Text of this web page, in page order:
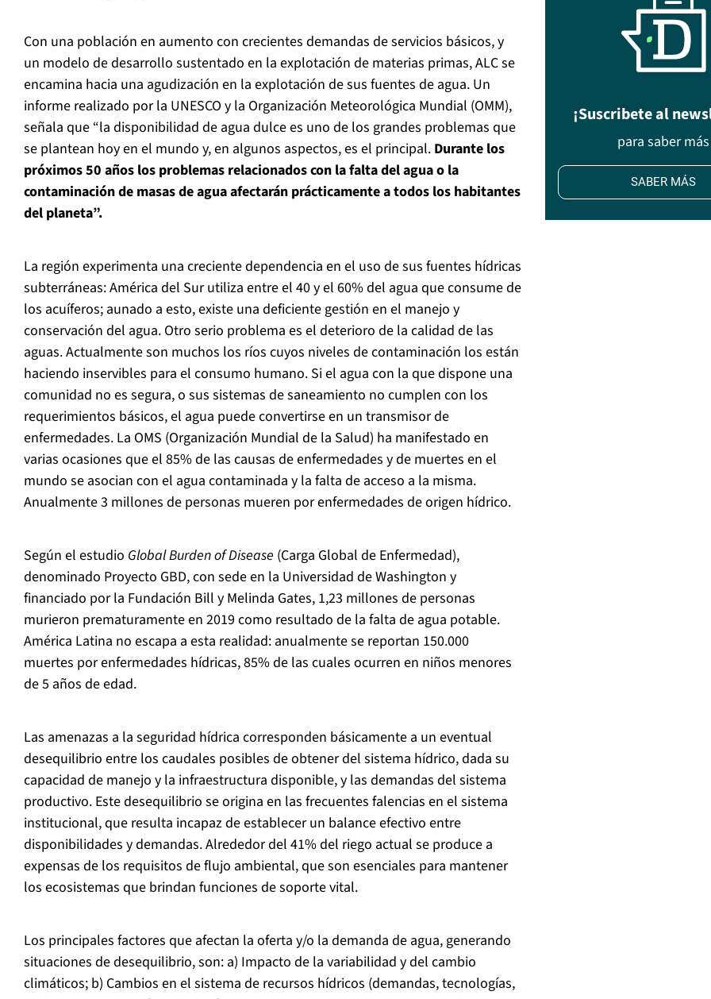
Con una población en aumento con crecientes demandas de servicios básicos, y
un modelo de desarrollo sustentado en la explotación de materias primas, ALC se
encamina hacia una agudización en la explotación de sus fuentes de agua. Un
informe realizado por la UNESCO y la Organización Meteorológica Mundial (OMM),
señala que “la disponibilidad de agua dulce es uno de los grandes problemas que
se plantean hoy en el mundo y, en algunos aspectos, es el principal. Durante los
próximos 50 años los problemas relacionados con la falta del agua o la
contaminación de masas de agua afectarán prácticamente a todos los habitantes
del planeta”.
La región experimenta una creciente dependencia en el uso de sus fuentes hídricas
subterráneas: América del Sur utiliza entre el 40 y el 60% del agua que consume de
los acuíferos; aunado a esto, existe una deficiente gestión en el manejo y
conservación del agua. Otro serio problema es el deterioro de la calidad de las
aguas. Actualmente son muchos los ríos cuyos niveles de contaminación los están
haciendo inservibles para el consumo humano. Si el agua con la que dispone una
comunidad no es segura, o sus sistemas de saneamiento no cumplen con los
requerimientos básicos, el agua puede convertirse en un transmisor de
enfermedades. La OMS (Organización Mundial de la Salud) ha manifestado en
varias ocasiones que el 85% de las causas de enfermedades y de muertes en el
mundo se asocian con el agua contaminada y la falta de acceso a la misma.
Anualmente 3 millones de personas mueren por enfermedades de origen hídrico.
Según el estudio Global Burden of Disease (Carga Global de Enfermedad),
denominado Proyecto GBD, con sede en la Universidad de Washington y
financiado por la Fundación Bill y Melinda Gates, 1,23 millones de personas
murieron prematuramente en 2019 como resultado de la falta de agua potable.
América Latina no escapa a esta realidad: anualmente se reportan 150.000
muertes por enfermedades hídricas, 85% de las cuales ocurren en niños menores
de 5 años de edad.
Las amenazas a la seguridad hídrica corresponden básicamente a un eventual
desequilibrio entre los caudales posibles de obtener del sistema hídrico, dada su
capacidad de manejo y la infraestructura disponible, y las demandas del sistema
productivo. Este desequilibrio se origina en las frecuentes falencias en el sistema
institucional, que resulta incapaz de establecer un balance efectivo entre
disponibilidades y demandas. Alrededor del 41% del riego actual se produce a
expensas de los requisitos de flujo ambiental, que son esenciales para mantener
los ecosistemas que brindan funciones de soporte vital.
Los principales factores que afectan la oferta y/o la demanda de agua, generando
situaciones de desequilibrio, son: a) Impacto de la variabilidad y del cambio
climáticos; b) Cambios en el sistema de recursos hídricos (demandas, tecnologías,
¡Suscribete al
para saber más
SABER MÁS